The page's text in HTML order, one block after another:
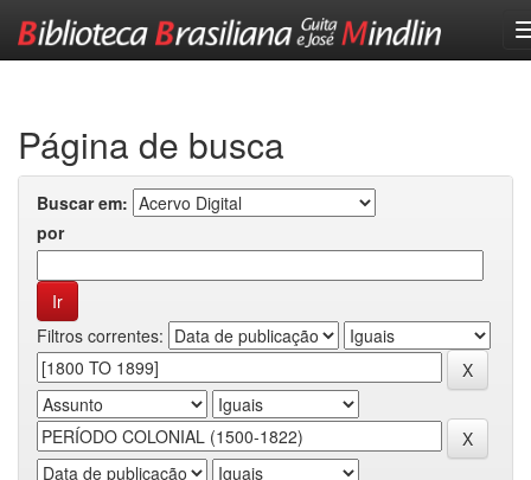
Página de busca
Buscar em:
por
Filtros correntes: